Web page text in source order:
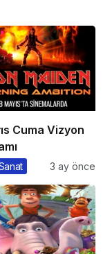
Cuma Vizyon
3 ay önce